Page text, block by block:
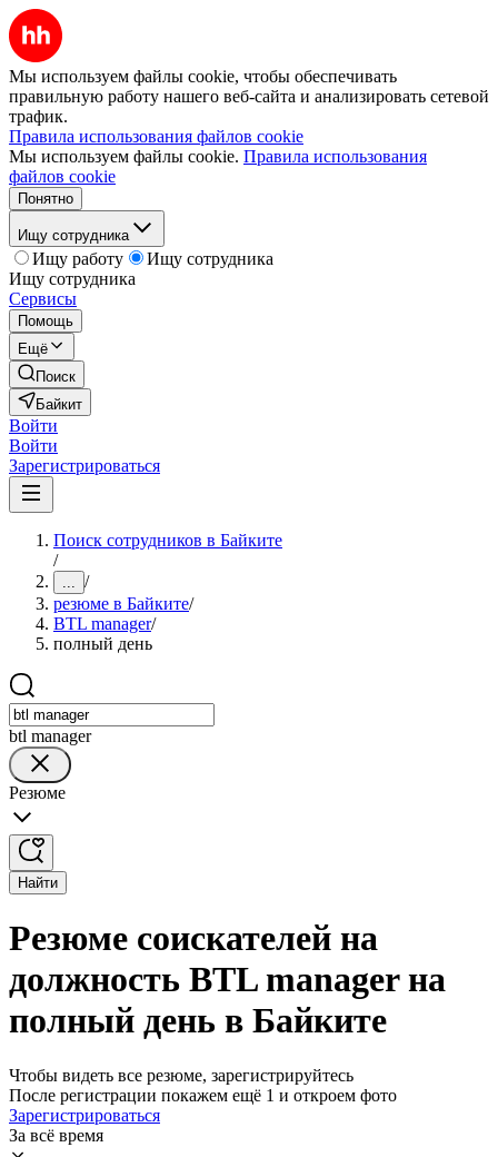
Мы используем файлы cookie, чтобы обеспечивать
правильную работу нашего веб-сайта и анализировать сетевой
трафик.
Правила использования файлов cookie
Мы используем файлы cookie. Правила использования
файлов cookie
Понятно
Ищу сотрудника
Ищу работу
Ищу сотрудника
Ищу сотрудника
Сервисы
Помощь
Ещё
Поиск
Байкит
Войти
Войти
Зарегистрироваться
Поиск сотрудников в Байките
/
... /
резюме в Байките/
BTL manager/
полный день
btl manager
Резюме
Найти
Резюме соискателей на
должность BTL manager на
полный день в Байките
Чтобы видеть все резюме, зарегистрируйтесь
После регистрации покажем ещё 1 и откроем фото
Зарегистрироваться
За всё время